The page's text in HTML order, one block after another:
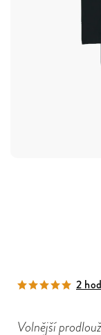
2
Volnější